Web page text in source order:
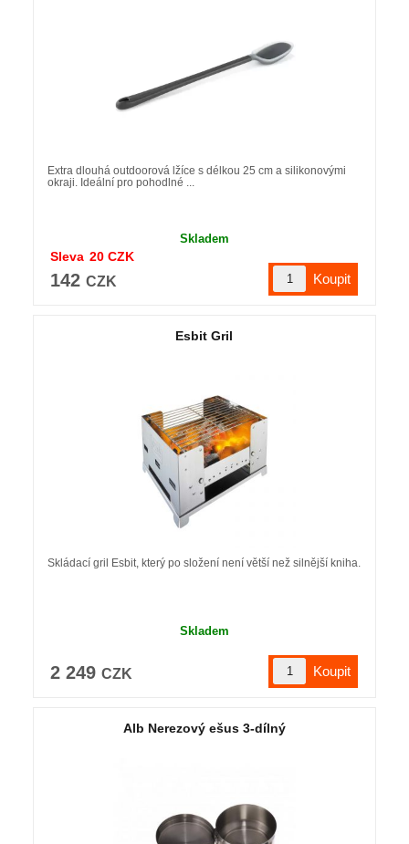
Extra dlouhá outdoorová lžíce s délkou 25 cm a silikonovými
okraji. Ideální pro pohodlné ...
Skladem
142 CZK
Sleva 20 CZK
Esbit Gril
Skládací gril Esbit, který po složení není větší než silnější kniha.
Skladem
2 249 CZK
Alb Nerezový ešus 3-dílný